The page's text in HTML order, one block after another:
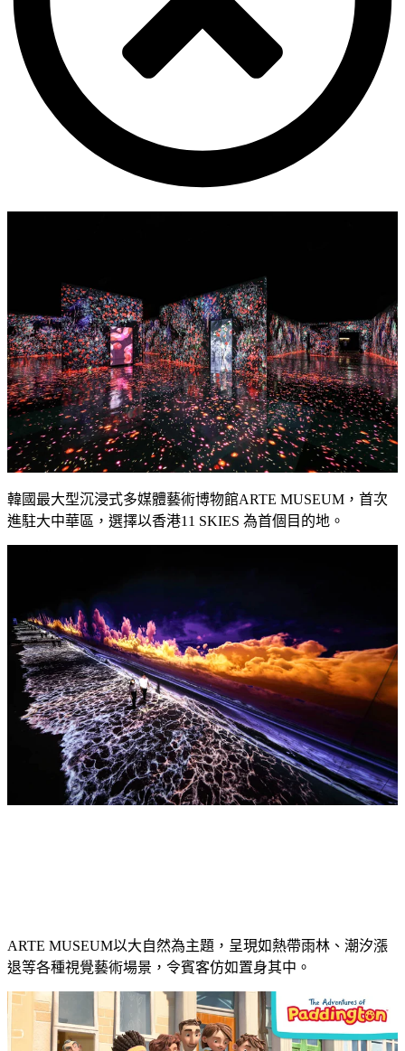
韓國最大型沉浸式多媒體藝術博物館ARTE MUSEUM ，首次
進駐大中華區，選擇以香港11 SKIES 為首個目的地。
ARTE MUSEUM以大自然為主題，呈現如熱帶雨林、潮汐漲
退等各種視覺藝術場景， 令賓客仿如置身其中 。